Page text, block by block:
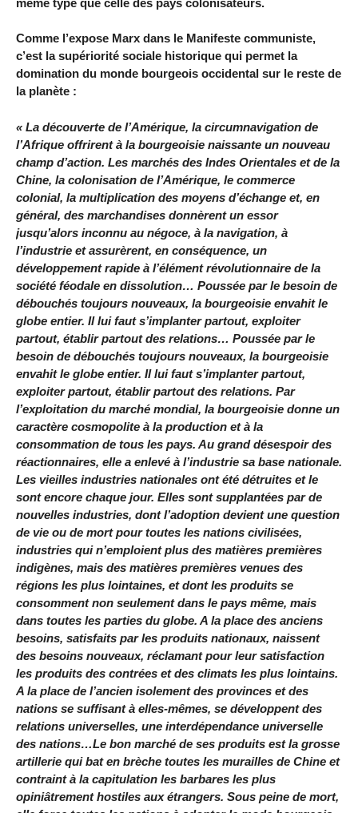
Comme l’expose Marx dans le Manifeste communiste,
c’est la supériorité sociale historique qui permet la
domination du monde bourgeois occidental sur le reste de
la planète :
« La découverte de l’Amérique, la circumnavigation de
l’Afrique offrirent à la bourgeoisie naissante un nouveau
champ d’action. Les marchés des Indes Orientales et de la
Chine, la colonisation de l’Amérique, le commerce
colonial, la multiplication des moyens d’échange et, en
général, des marchandises donnèrent un essor
jusqu’alors inconnu au négoce, à la navigation, à
l’industrie et assurèrent, en conséquence, un
développement rapide à l’élément révolutionnaire de la
société féodale en dissolution… Poussée par le besoin de
débouchés toujours nouveaux, la bourgeoisie envahit le
globe entier. Il lui faut s’implanter partout, exploiter
partout, établir partout des relations… Poussée par le
besoin de débouchés toujours nouveaux, la bourgeoisie
envahit le globe entier. Il lui faut s’implanter partout,
exploiter partout, établir partout des relations. Par
l’exploitation du marché mondial, la bourgeoisie donne un
caractère cosmopolite à la production et à la
consommation de tous les pays. Au grand désespoir des
réactionnaires, elle a enlevé à l’industrie sa base nationale.
Les vieilles industries nationales ont été détruites et le
sont encore chaque jour. Elles sont supplantées par de
nouvelles industries, dont l’adoption devient une question
de vie ou de mort pour toutes les nations civilisées,
industries qui n’emploient plus des matières premières
indigènes, mais des matières premières venues des
régions les plus lointaines, et dont les produits se
consomment non seulement dans le pays même, mais
dans toutes les parties du globe. A la place des anciens
besoins, satisfaits par les produits nationaux, naissent
des besoins nouveaux, réclamant pour leur satisfaction
les produits des contrées et des climats les plus lointains.
A la place de l’ancien isolement des provinces et des
nations se suffisant à elles-mêmes, se développent des
relations universelles, une interdépendance universelle
des nations…Le bon marché de ses produits est la grosse
artillerie qui bat en brèche toutes les murailles de Chine et
contraint à la capitulation les barbares les plus
opiniâtrement hostiles aux étrangers. Sous peine de mort,